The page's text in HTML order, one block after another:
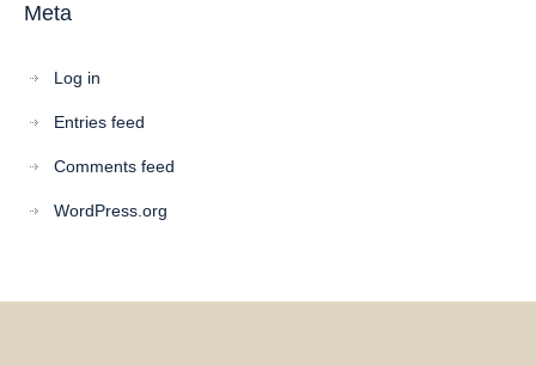
Meta
Log in
Entries feed
Comments feed
WordPress.org